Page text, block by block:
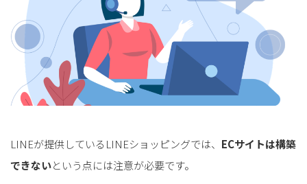
LINEが提供しているLINEショッピングでは、 ECサイトは構築
できないという点には注意が必要です。